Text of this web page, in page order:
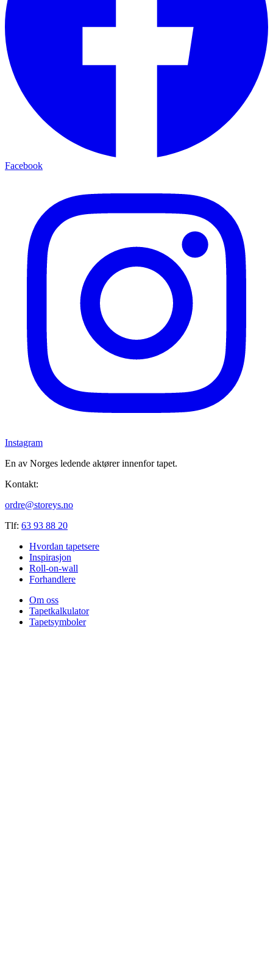
Facebook
Instagram
En av Norges ledende aktører innenfor tapet.
Kontakt:
ordre@storeys.no
Tlf: 63 93 88 20
Hvordan tapetsere
Inspirasjon
Roll-on-wall
Forhandlere
Om oss
Tapetkalkulator
Tapetsymboler